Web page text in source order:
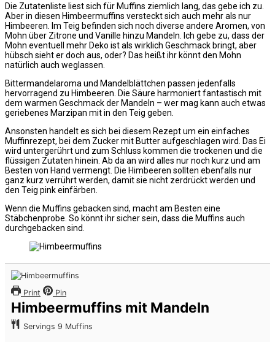
Die Zutatenliste liest sich für Muffins ziemlich lang, das gebe ich zu.
Aber in diesen Himbeermuffins versteckt sich auch mehr als nur
Himbeeren. Im Teig befinden sich noch diverse andere Aromen, von
Mohn über Zitrone und Vanille hinzu Mandeln. Ich gebe zu, dass der
Mohn eventuell mehr Deko ist als wirklich Geschmack bringt, aber
hübsch sieht er doch aus, oder? Das heißt ihr könnt den Mohn
natürlich auch weglassen.
Bittermandelaroma und Mandelblättchen passen jedenfalls
hervorragend zu Himbeeren. Die Säure harmoniert fantastisch mit
dem warmen Geschmack der Mandeln – wer mag kann auch etwas
geriebenes Marzipan mit in den Teig geben.
Ansonsten handelt es sich bei diesem Rezept um ein einfaches
Muffinrezept, bei dem Zucker mit Butter aufgeschlagen wird. Das Ei
wird untergerührt und zum Schluss kommen die trockenen und die
flüssigen Zutaten hinein. Ab da an wird alles nur noch kurz und am
Besten von Hand vermengt. Die Himbeeren sollten ebenfalls nur
ganz kurz verrührt werden, damit sie nicht zerdrückt werden und
den Teig pink einfärben.
Wenn die Muffins gebacken sind, macht am Besten eine
Stäbchenprobe. So könnt ihr sicher sein, dass die Muffins auch
durchgebacken sind.
Print Pin
Himbeermuffins mit Mandeln
Servings 9 Muffins